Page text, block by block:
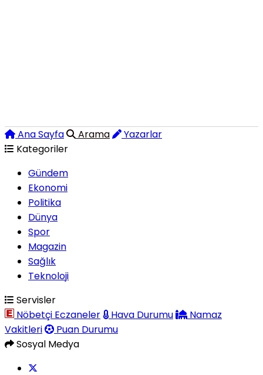
Ana Sayfa Arama
Yazarlar
Kategoriler
Gündem
Ekonomi
Politika
Dünya
Spor
Magazin
Sağlık
Teknoloji
Servisler
Nöbetçi Eczaneler
Hava Durumu
Namaz
Vakitleri
Puan Durumu
Sosyal Medya